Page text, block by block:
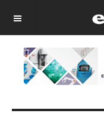
OFF CANVAS